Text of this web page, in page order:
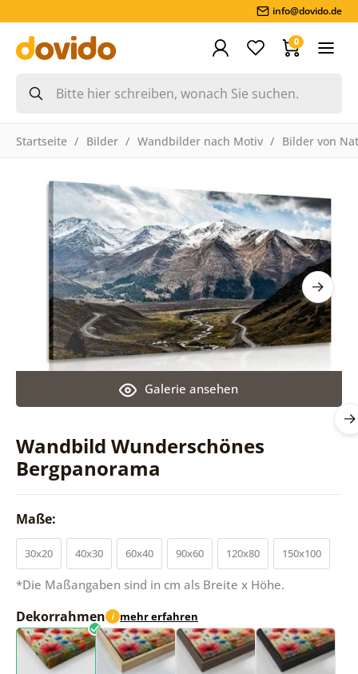
info@dovido.de
0
Startseite Bilder Wandbilder nach Motiv Bilder von
Wandbild Wunderschönes
Bergpanorama
Galerie ansehen
Maße:
30x20 40x30 60x40 90x60 120x80 150x100
*Die Maßangaben sind in cm als Breite x Höhe.
Dekorrahmen i mehr erfahren